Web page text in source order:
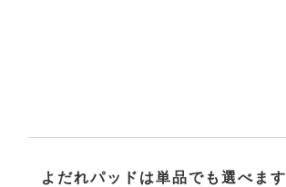
よだれパッドは単品でも選べます